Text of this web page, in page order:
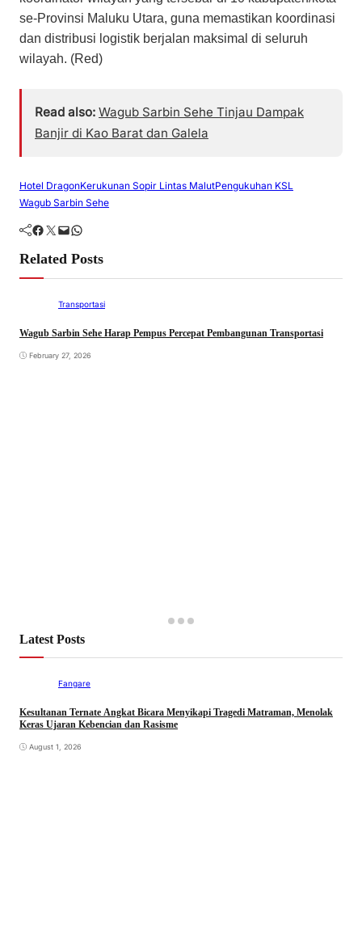
se-Provinsi Maluku Utara, guna memastikan koordinasi
dan distribusi logistik berjalan maksimal di seluruh
wilayah. (Red)
Read also: Wagub Sarbin Sehe Tinjau Dampak
Banjir di Kao Barat dan Galela
Hotel DragonKerukunan Sopir Lintas MalutPengukuhan KSL
Wagub Sarbin Sehe
Facebook Twitter Mail
WhatsApp
Related Posts
Transportasi
Wagub Sarbin Sehe Harap Pempus Percepat Pembangunan Transportasi
February 27, 2026
Latest Posts
Fangare
Kesultanan Ternate Angkat Bicara Menyikapi Tragedi Matraman, Menolak
Keras Ujaran Kebencian dan Rasisme
August 1, 2026